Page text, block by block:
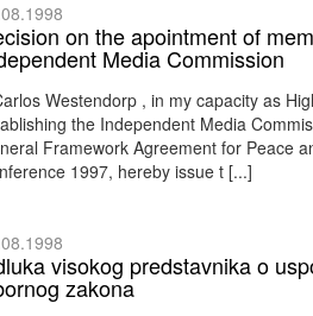
on the apointment of
Media Commission
Westendorp , in my capacity as
the Independent Media
Framework Agreement for Peace
1997, hereby issue t [...]
visokog predstavnika o
zakona